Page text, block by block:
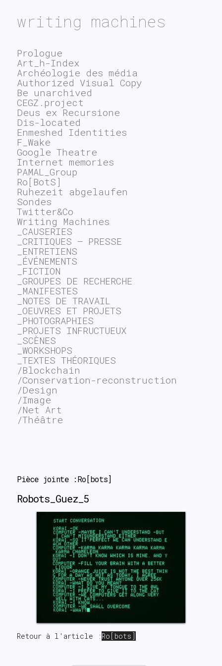
writing machines
Pièce jointe :Ro[bots]
Robots_Guez_5
Retour à l'article : Ro[bots]
Prologue
Art_h-Index
Archéologie des média
Authorized Visual Copy
Be unarchived
CEGZ.project
Deus ex Recursione
Dis-located
Enmeshed Identities
F_Wake
Google Theatre
Internet memories
PAMAL_Group
Ro[BotS]
Ruhezeit abgelaufen
Sondes
Twitter&Co
Writing Machines
_CAUSERIES
_CRITIQUES – PRESSE
_ENTRETIENS
_ÉVÉNEMENTS
_FICTION
_GROUPES DE RECHERCHE
_MANIFESTES
_NOTES DE TRAVAIL
_OEUVRES ET PROJETS
_PHOTOGRAPHIES
_PROJETS INFRUCTUEUX
_SCÈNES
_WORKSHOPS
_TEXTES THÉORIQUES
/Blockchain
/Conservation-reconstruction
/Design
/Image
/Net Art
/Théâtre